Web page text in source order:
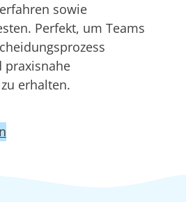
sowie
Perfekt, um Teams
praxisnahe
erhalten.